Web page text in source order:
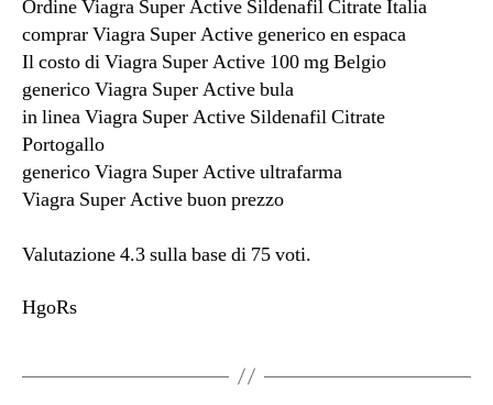
Ordine Viagra Super Active Sildenafil Citrate Italia
comprar Viagra Super Active generico en espaсa
Il costo di Viagra Super Active 100 mg Belgio
generico Viagra Super Active bula
in linea Viagra Super Active Sildenafil Citrate
Portogallo
generico Viagra Super Active ultrafarma
Viagra Super Active buon prezzo
Valutazione4.3sulla base di 75voti.
HgoRs